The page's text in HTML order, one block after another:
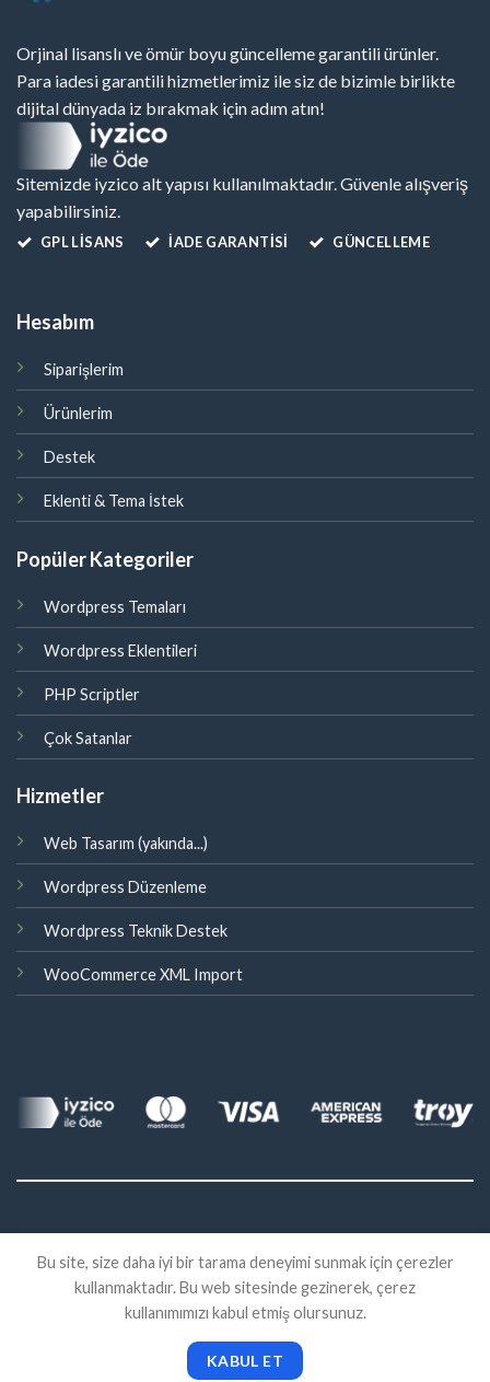
Orjinal lisanslı ve ömür boyu güncelleme garantili ürünler.
Para iadesi garantili hizmetlerimiz ile siz de bizimle birlikte
dijital dünyada iz bırakmak için adım atın!
Sitemizde iyzico alt yapısı kullanılmaktadır. Güvenle alışveriş
yapabilirsiniz.
GPL LISANS İADE GARANTİSİ GÜNCELLEME
Hesabım
Siparişlerim
Ürünlerim
Destek
Eklenti & Tema İstek
Popüler Kategoriler
Wordpress Temaları
Wordpress Eklentileri
PHP Scriptler
Çok Satanlar
Hizmetler
Web Tasarım (yakında...)
Wordpress Düzenleme
Wordpress Teknik Destek
WooCommerce XML Import
2026 Eklenti Market
SATIŞ SÖZLEŞMESI KVKK
Bu site, size daha iyi bir tarama deneyimi sunmak için çerezler
kullanmaktadır. Bu web sitesinde gezinerek, çerez
kullanımımızı kabul etmiş olursunuz.
KABUL ET